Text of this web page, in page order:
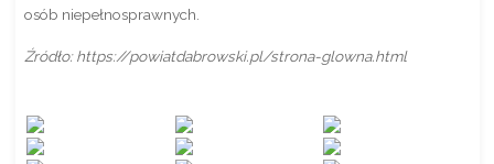
osób niepełnosprawnych.
Źródło: https://powiatdabrowski.pl/strona-glowna.html